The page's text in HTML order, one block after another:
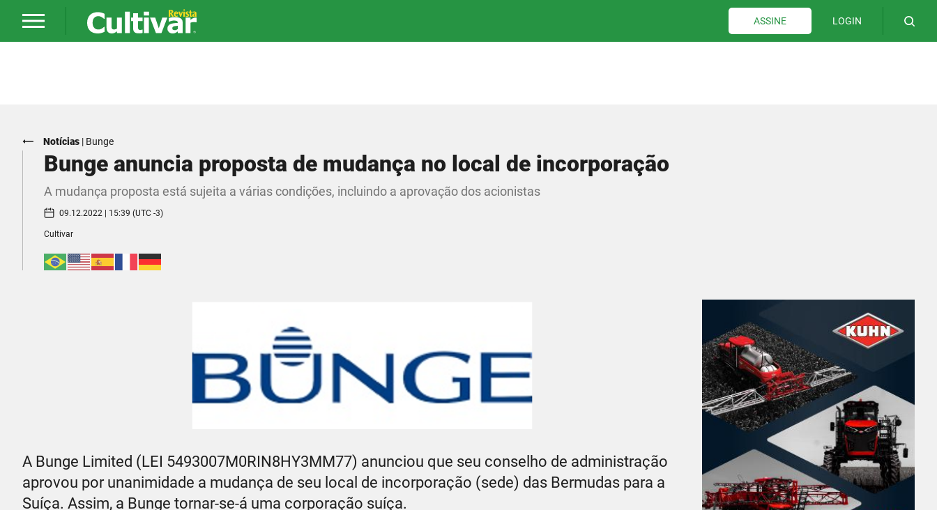
ASSINE LOGIN
Notícias | Bunge
Bunge anuncia proposta de mudança no local de incorporação
A mudança proposta está sujeita a várias condições, incluindo a aprovação dos acionistas
09.12.2022 | 15:39 (UTC -3)
Cultivar
A Bunge Limited (LEI 5493007M0RIN8HY3MM77) anunciou que seu conselho de administração
aprovou por unanimidade a mudança de seu local de incorporação (sede) das Bermudas para a
Suíça. Assim, a Bunge tornar-se-á uma corporação suíça.